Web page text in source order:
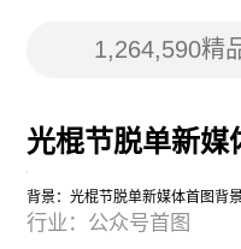
光棍节脱单新媒
背景：光棍节脱单新媒体首图背
行业：公众号首图